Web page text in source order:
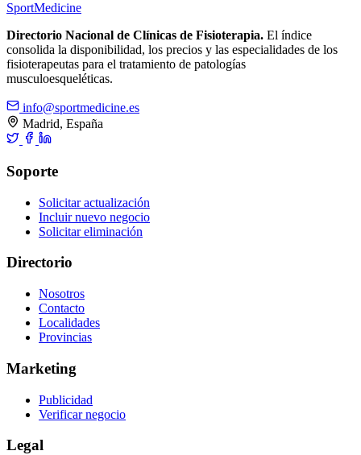
SportMedicine
Directorio Nacional de Clínicas de Fisioterapia. El índice
consolida la disponibilidad, los precios y las especialidades de los
fisioterapeutas para el tratamiento de patologías
musculoesqueléticas.
info@sportmedicine.es
Madrid, España
Soporte
Solicitar actualización
Incluir nuevo negocio
Solicitar eliminación
Directorio
Nosotros
Contacto
Localidades
Provincias
Marketing
Publicidad
Verificar negocio
Legal